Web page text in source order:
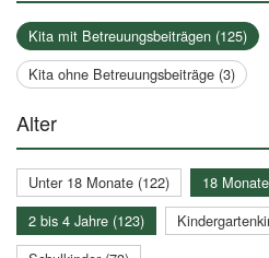
Kita mit Betreuungsbeiträgen (125)
Kita ohne Betreuungsbeiträge (3)
Alter
Unter 18 Monate (122)
18
2 bis 4 Jahre (123)